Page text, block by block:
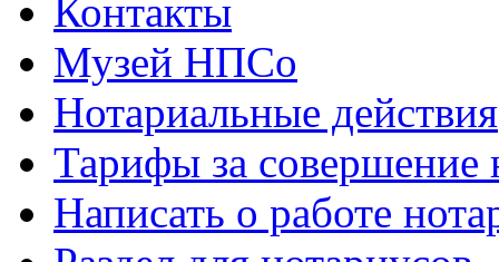
Контакты
Музей НПСо
Нотариальные действия
Тарифы за совершение
Написать о работе